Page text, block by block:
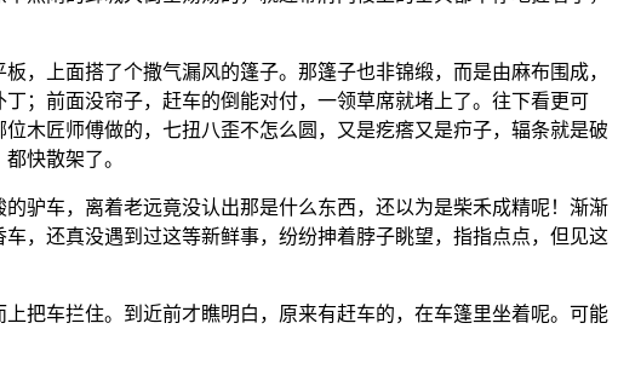
，上面搭了个撒气漏风的篷子。那篷子也非锦缎，而是由麻布围成，
；前面没帘子，赶车的倒能对付，一领草席就堵上了。往下看更可
木匠师傅做的，七扭八歪不怎么圆，又是疙瘩又是疖子，辐条就是破
快散架了。
驴车，离着老远竟没认出那是什么东西，还以为是柴禾成精呢！渐渐
，还真没遇到过这等新鲜事，纷纷抻着脖子眺望，指指点点，但见这
把车拦住。到近前才瞧明白，原来有赶车的，在车篷里坐着呢。可能